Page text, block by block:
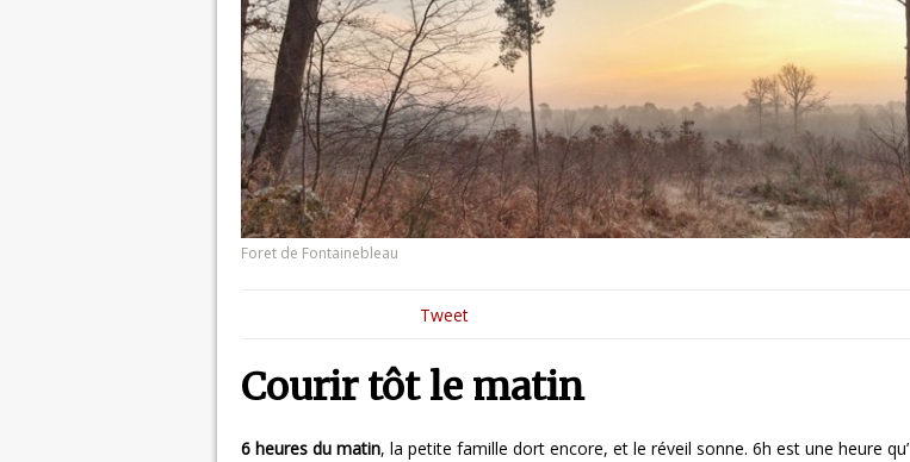
Foret de Fontainebleau
Tweet
Courir tôt le matin
6 heures du matin, la petite famille dort encore, et le réveil sonne. 6h est une heure qu’